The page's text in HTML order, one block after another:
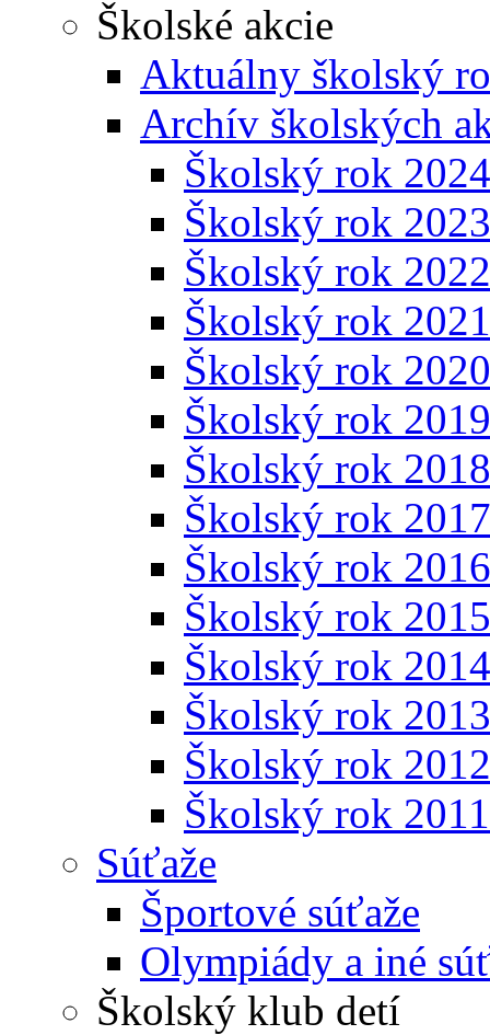
Školské akcie
Aktuálny školský
Archív školských
Školský rok
Školský rok
Školský rok
Školský rok
Školský rok
Školský rok
Školský rok
Školský rok
Školský rok
Školský rok
Školský rok
Školský rok
Školský rok
Školský rok
Súťaže
Športové súťaže
Olympiády a iné
Školský klub detí